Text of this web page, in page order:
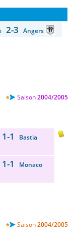
2-3 Angers
Saison2004/2005
1-1 Bastia
1-1 Monaco
Saison2004/2005